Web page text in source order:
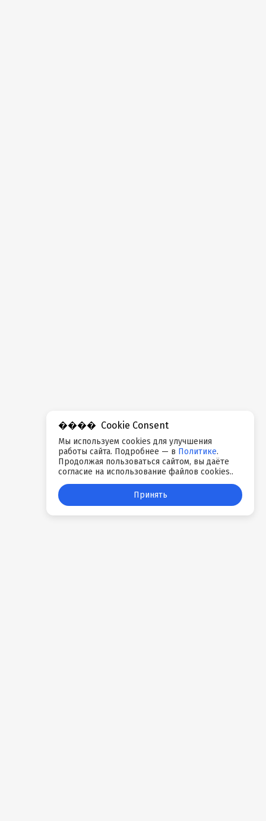
Cookie Consent
Мы используем cookies для улучшения
работы сайта. Подробнее — в Политике.
Продолжая пользоваться сайтом, вы даёте
согласие на использование файлов cookies..
Принять